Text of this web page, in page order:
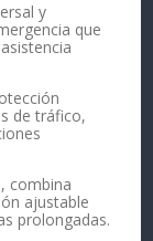
y
que
de tráfico,
combina
ajustable
prolongadas.